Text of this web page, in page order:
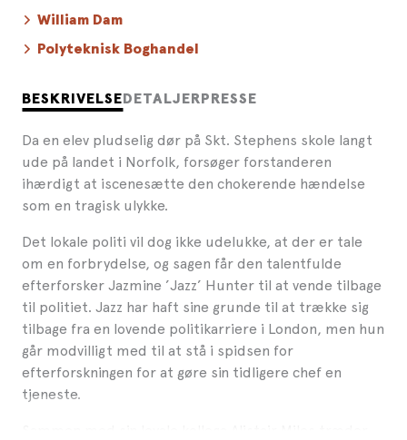
BESKRIVELSE DETALJER PRESSE
Da en elev pludselig dør på Skt. Stephens skole langt
ude på landet i Norfolk, forsøger forstanderen
ihærdigt at iscenesætte den chokerende hændelse
som en tragisk ulykke.
Det lokale politi vil dog ikke udelukke, at der er tale
om en forbrydelse, og sagen får den talentfulde
efterforsker Jazmine ’Jazz’ Hunter til at vende tilbage
til politiet. Jazz har haft sine grunde til at trække sig
tilbage fra en lovende politikarriere i London, men hun
går modvilligt med til at stå i spidsen for
efterforskningen for at gøre sin tidligere chef en
tjeneste.
William Dam
Polyteknisk Boghandel